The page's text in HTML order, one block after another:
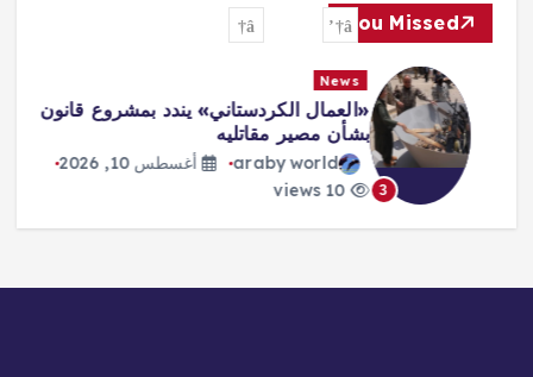
You Missed
News
«العمال الكردستاني» يندد بمشروع قانون
بشأن مصير مقاتليه
araby world
أغسطس 10, 2026
10 views